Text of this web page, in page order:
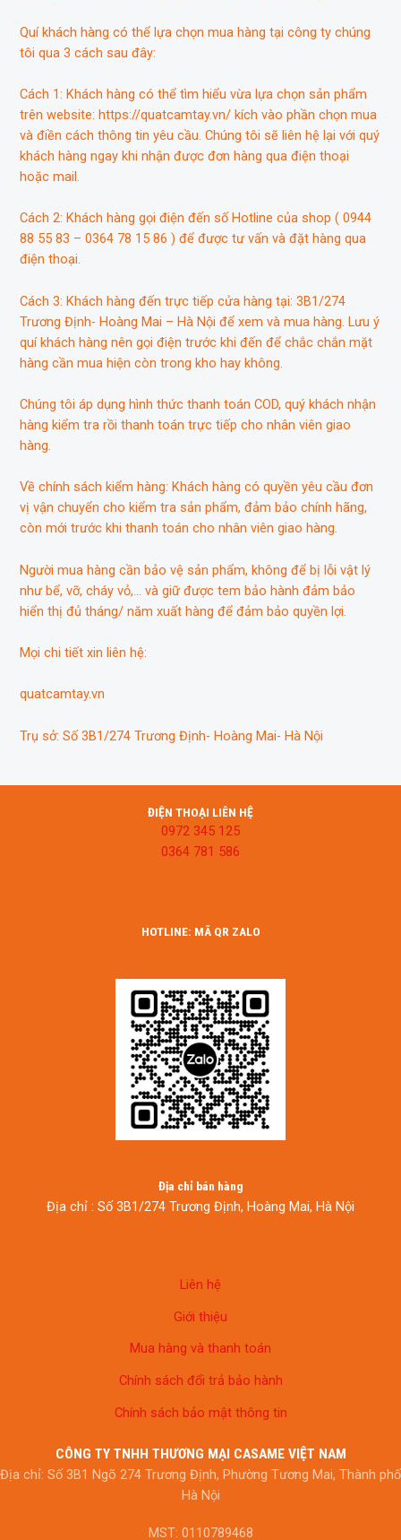
Quí khách hàng có thể lựa chọn mua hàng tại công ty chúng
tôi qua 3 cách sau đây:
Cách 1: Khách hàng có thể tìm hiểu vừa lựa chọn sản phẩm
trên website: https://quatcamtay.vn/ kích vào phần chọn mua
và điền cách thông tin yêu cầu. Chúng tôi sẽ liên hệ lại với quý
khách hàng ngay khi nhận được đơn hàng qua điện thoại
hoặc mail.
Cách 2: Khách hàng gọi điện đến số Hotline của shop ( 0944
88 55 83 – 0364 78 15 86 ) để được tư vấn và đặt hàng qua
điện thoại.
Cách 3: Khách hàng đến trực tiếp cửa hàng tại: 3B1/274
Trương Định- Hoàng Mai – Hà Nội để xem và mua hàng. Lưu ý
quí khách hàng nên gọi điện trước khi đến để chắc chắn mặt
hàng cần mua hiện còn trong kho hay không.
Chúng tôi áp dụng hình thức thanh toán COD, quý khách nhận
hàng kiểm tra rồi thanh toán trực tiếp cho nhân viên giao
hàng.
Về chính sách kiểm hàng: Khách hàng có quyền yêu cầu đơn
vị vận chuyển cho kiểm tra sản phẩm, đảm bảo chính hãng,
còn mới trước khi thanh toán cho nhân viên giao hàng.
Người mua hàng cần bảo vệ sản phẩm, không để bị lỗi vật lý
như bể, vỡ, cháy vỏ,… và giữ được tem bảo hành đảm bảo
hiển thị đủ tháng/ năm xuất hàng để đảm bảo quyền lợi.
Mọi chi tiết xin liên hệ:
quatcamtay.vn
Trụ sở: Số 3B1/274 Trương Định- Hoàng Mai- Hà Nội
ĐIỆN THOẠI LIÊN HỆ
0972 345 125
0364 781 586
HOTLINE: MÃ QR ZALO
Địa chỉ bán hàng
Địa chỉ : Số 3B1/274 Trương Định, Hoàng Mai, Hà Nội
Liên hệ
Giới thiệu
Mua hàng và thanh toán
Chính sách đổi trả bảo hành
Chính sách bảo mật thông tin
CÔNG TY TNHH THƯƠNG MẠI CASAME VIỆT NAM
Địa chỉ: Số 3B1 Ngõ 274 Trương Định, Phường Tương Mai, Thành phố
Hà Nội
MST: 0110789468